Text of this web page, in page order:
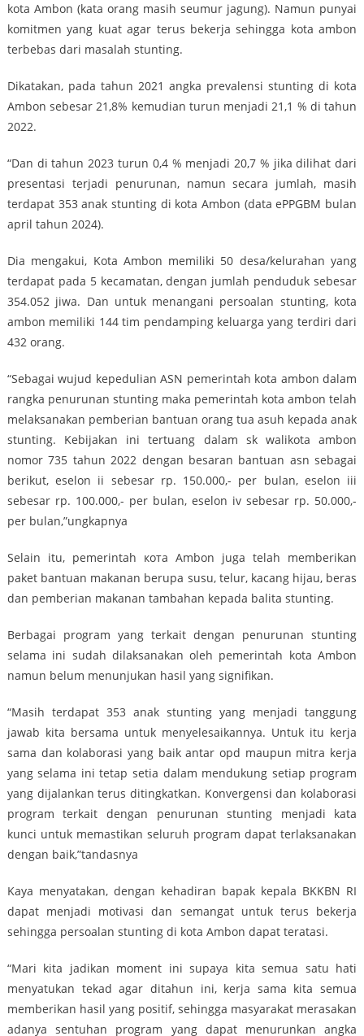
kota Ambon (kata orang masih seumur jagung). Namun punyai
komitmen yang kuat agar terus bekerja sehingga kota ambon
terbebas dari masalah stunting.
Dikatakan, pada tahun 2021 angka prevalensi stunting di kota
Ambon sebesar 21,8% kemudian turun menjadi 21,1 % di tahun
2022.
“Dan di tahun 2023 turun 0,4 % menjadi 20,7 % jika dilihat dari
presentasi terjadi penurunan, namun secara jumlah, masih
terdapat 353 anak stunting di kota Ambon (data ePPGBM bulan
april tahun 2024).
Dia mengakui, Kota Ambon memiliki 50 desa/kelurahan yang
terdapat pada 5 kecamatan, dengan jumlah penduduk sebesar
354.052 jiwa. Dan untuk menangani persoalan stunting, kota
ambon memiliki 144 tim pendamping keluarga yang terdiri dari
432 orang.
“Sebagai wujud kepedulian ASN pemerintah kota ambon dalam
rangka penurunan stunting maka pemerintah kota ambon telah
melaksanakan pemberian bantuan orang tua asuh kepada anak
stunting. Kebijakan ini tertuang dalam sk walikota ambon
nomor 735 tahun 2022 dengan besaran bantuan asn sebagai
berikut, eselon ii sebesar rp. 150.000,- per bulan, eselon iii
sebesar rp. 100.000,- per bulan, eselon iv sebesar rp. 50.000,-
per bulan,”ungkapnya
Selain itu, pemerintah кота Ambon juga telah memberikan
paket bantuan makanan berupa susu, telur, kacang hijau, beras
dan pemberian makanan tambahan kepada balita stunting.
Berbagai program yang terkait dengan penurunan stunting
selama ini sudah dilaksanakan oleh pemerintah kota Ambon
namun belum menunjukan hasil yang signifikan.
“Masih terdapat 353 anak stunting yang menjadi tanggung
jawab kita bersama untuk menyelesaikannya. Untuk itu kerja
sama dan kolaborasi yang baik antar opd maupun mitra kerja
yang selama ini tetap setia dalam mendukung setiap program
yang dijalankan terus ditingkatkan. Konvergensi dan kolaborasi
program terkait dengan penurunan stunting menjadi kata
kunci untuk memastikan seluruh program dapat terlaksanakan
dengan baik,”tandasnya
Kaya menyatakan, dengan kehadiran bapak kepala BKKBN RI
dapat menjadi motivasi dan semangat untuk terus bekerja
sehingga persoalan stunting di kota Ambon dapat teratasi.
“Mari kita jadikan moment ini supaya kita semua satu hati
menyatukan tekad agar ditahun ini, kerja sama kita semua
memberikan hasil yang positif, sehingga masyarakat merasakan
adanya sentuhan program yang dapat menurunkan angka